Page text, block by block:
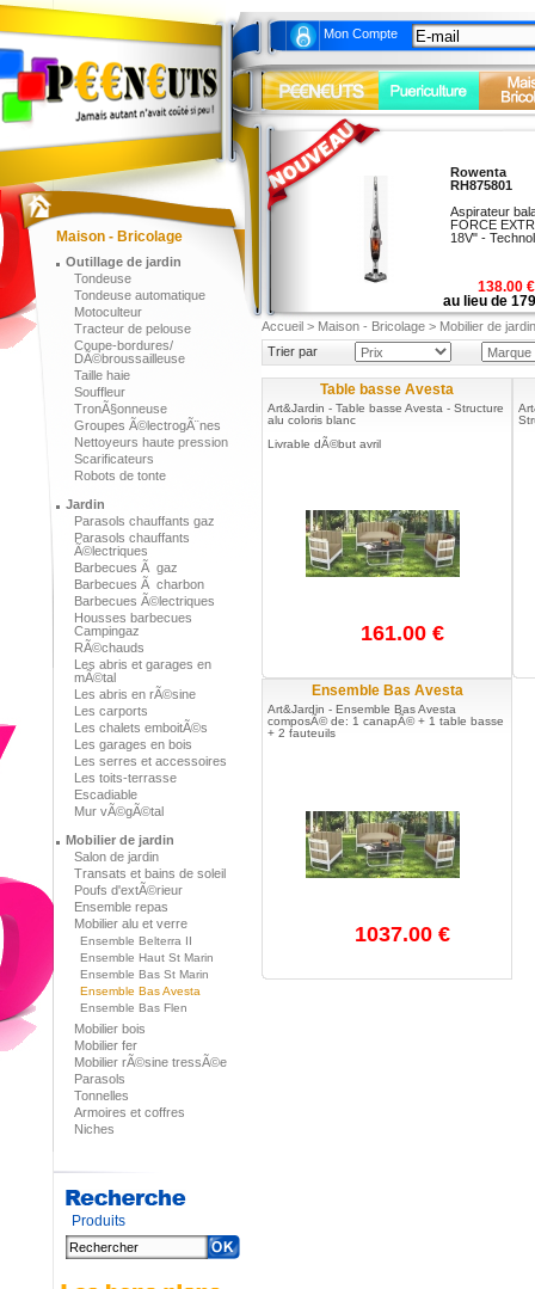
Maison - Bricolage
Outillage de jardin
Tondeuse
Tondeuse automatique
Motoculteur
Tracteur de pelouse
Coupe-bordures/
DÃ©broussailleuse
Taille haie
Souffleur
TronÃ§onneuse
Groupes Ã©lectrogÃ¨nes
Nettoyeurs haute pression
Scarificateurs
Robots de tonte
Jardin
Parasols chauffants gaz
Parasols chauffants
Ã©lectriques
Barbecues Ã gaz
Barbecues Ã charbon
Barbecues Ã©lectriques
Housses barbecues
Campingaz
RÃ©chauds
Les abris et garages en
mÃ©tal
Les abris en rÃ©sine
Les carports
Les chalets emboitÃ©s
Les garages en bois
Les serres et accessoires
Les toits-terrasse
Escadiable
Mur vÃ©gÃ©tal
Mobilier de jardin
Salon de jardin
Transats et bains de soleil
Poufs d'extÃ©rieur
Ensemble repas
Mobilier alu et verre
Ensemble Belterra II
Ensemble Haut St Marin
Ensemble Bas St Marin
Ensemble Bas Avesta
Ensemble Bas Flen
Mobilier bois
Mobilier fer
Mobilier rÃ©sine tressÃ©e
Parasols
Tonnelles
Armoires et coffres
Niches
Produits
Mon Compte
Rowenta
RH875801
Aspirateur
FORCE
18V" -
138.00 €
au lieu de
Accueil > Maison - Bricolage > Mobilier de jardin
Trier par
Table basse Avesta
Art&Jardin - Table basse Avesta - Structure
alu coloris blanc
Livrable dÃ©but avril
161.00 €
Ensemble Bas Avesta
Art&Jardin - Ensemble Bas Avesta
composÃ© de: 1 canapÃ© + 1 table basse
+ 2 fauteuils
1037.00 €